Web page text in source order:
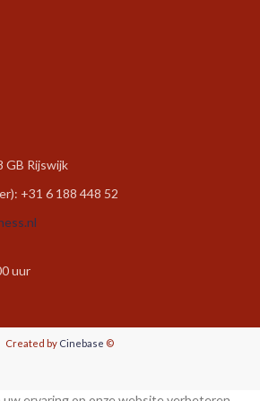
GB Rijswijk
+31 6 188 448 52
uur
Created byCinebase ©